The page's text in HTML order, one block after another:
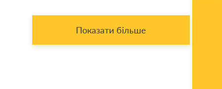
Показати більше